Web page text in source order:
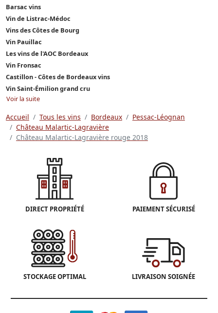
Barsac vins
Vin de Listrac-Médoc
Vins des Côtes de Bourg
Vin Pauillac
Les vins de l'AOC Bordeaux
Vin Fronsac
Castillon - Côtes de Bordeaux vins
Vin Saint-Émilion grand cru
Voir la suite
Accueil Tous les vins Bordeaux
Pessac-Léognan
Château Malartic-Lagravière
Château Malartic-Lagravière rouge 2018
DIRECT PROPRIÉTÉ PAIEMENT SÉCURISÉ
STOCKAGE OPTIMAL LIVRAISON SOIGNÉE